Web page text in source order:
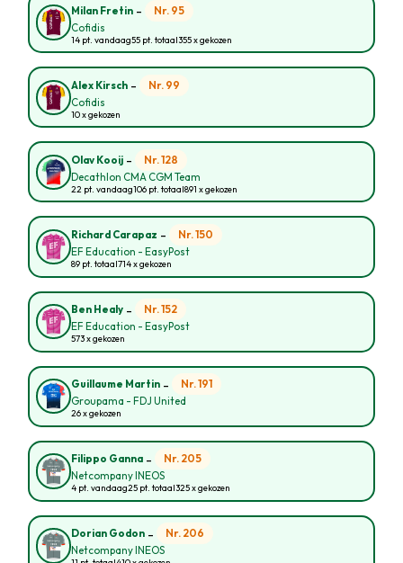
Milan Fretin - Nr. 95
Cofidis
14 pt. vandaag55 pt. totaal355 x gekozen
Alex Kirsch - Nr. 99
Cofidis
10 x gekozen
Olav Kooij - Nr. 128
Decathlon CMA CGM Team
22 pt. vandaag106 pt. totaal891 x gekozen
Richard Carapaz - Nr. 150
EF Education - EasyPost
89 pt. totaal714 x gekozen
Ben Healy - Nr. 152
EF Education - EasyPost
573 x gekozen
Guillaume Martin - Nr. 191
Groupama - FDJ United
26 x gekozen
Filippo Ganna - Nr. 205
Netcompany INEOS
4 pt. vandaag25 pt. totaal325 x gekozen
Dorian Godon - Nr. 206
Netcompany INEOS